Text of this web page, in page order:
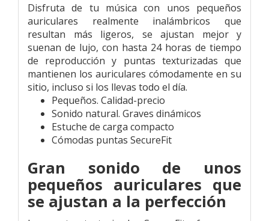
Disfruta de tu música con unos pequeños
auriculares realmente inalámbricos que
resultan más ligeros, se ajustan mejor y
suenan de lujo, con hasta 24 horas de tiempo
de reproducción y puntas texturizadas que
mantienen los auriculares cómodamente en su
sitio, incluso si los llevas todo el día.
Pequeños. Calidad-precio
Sonido natural. Graves dinámicos
Estuche de carga compacto
Cómodas puntas SecureFit
Gran sonido de unos
pequeños auriculares que
se ajustan a la perfección